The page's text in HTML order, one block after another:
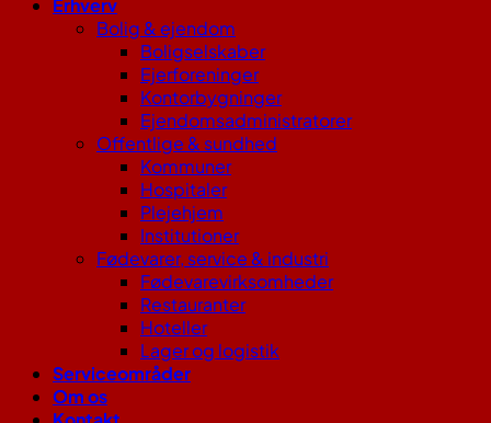
Erhverv
Bolig & ejendom
Boligselskaber
Ejerforeninger
Kontorbygninger
Ejendomsadministratorer
Offentlige & sundhed
Kommuner
Hospitaler
Plejehjem
Institutioner
Fødevarer, service & industri
Fødevarevirksomheder
Restauranter
Hoteller
Lager og logistik
Serviceområder
Om os